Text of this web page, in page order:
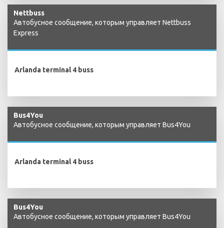
Nettbuss
Автобусное сообщение, которым управляет Nettbuss
Express
Arlanda terminal 4 buss
Bus4You
Автобусное сообщение, которым управляет Bus4You
Arlanda terminal 4 buss
Bus4You
Автобусное сообщение, которым управляет Bus4You